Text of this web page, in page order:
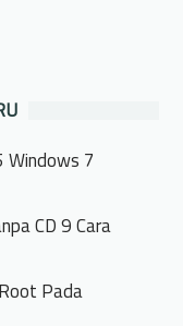
Windows 7
CD 9 Cara
Pada